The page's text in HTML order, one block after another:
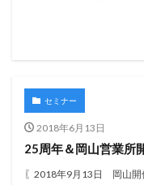
セミナー
2018年6月13日
25周年＆岡山営業所
〖2018年9月13日 岡山開